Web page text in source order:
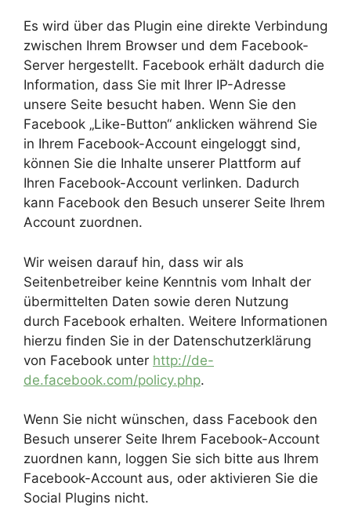
Es wird über das Plugin eine direkte Verbindung
zwischen Ihrem Browser und dem Facebook-
Server hergestellt. Facebook erhält dadurch die
Information, dass Sie mit Ihrer IP-Adresse
unsere Seite besucht haben. Wenn Sie den
Facebook „Like-Button“ anklicken während Sie
in Ihrem Facebook-Account eingeloggt sind,
können Sie die Inhalte unserer Plattform auf
Ihren Facebook-Account verlinken. Dadurch
kann Facebook den Besuch unserer Seite Ihrem
Account zuordnen.
Wir weisen darauf hin, dass wir als
Seitenbetreiber keine Kenntnis vom Inhalt der
übermittelten Daten sowie deren Nutzung
durch Facebook erhalten. Weitere Informationen
hierzu finden Sie in der Datenschutzerklärung
von Facebook unter http://de-
de.facebook.com/policy.php.
Wenn Sie nicht wünschen, dass Facebook den
Besuch unserer Seite Ihrem Facebook-Account
zuordnen kann, loggen Sie sich bitte aus Ihrem
Facebook-Account aus, oder aktivieren Sie die
Social Plugins nicht.